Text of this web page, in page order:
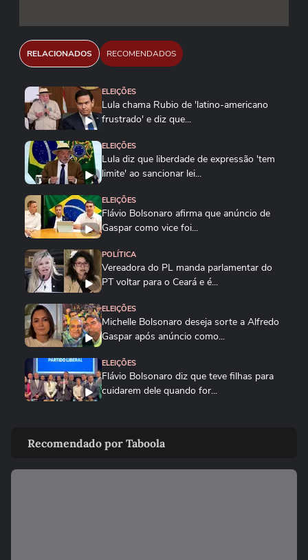
RELACIONADOS RECOMENDADOS
ELEIÇÕES
Lula chama Rubio de 'latino-americano
frustrado' e diz que...
ELEIÇÕES
Lula diz que liberdade de expressão 'tem
limite' ao sancionar lei...
ELEIÇÕES
Flávio Bolsonaro afirma que anúncio de
Gaspar como vice foi...
POLÍTICA
Vereadora do PL manda parlamentar do
PT voltar para o Ceará e é...
ELEIÇÕES
Michelle Bolsonaro deseja sorte a Alfredo
Gaspar após anúncio como...
ELEIÇÕES
Flávio Bolsonaro diz que teve filhas para
cuidarem dele quando for...
diz Alfredo Gaspar a...
ELEIÇÕES
Recomendado por Taboola